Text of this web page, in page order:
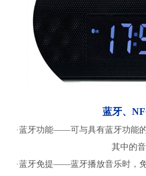
蓝牙、
·蓝牙功能——可与具有蓝牙功能
其中的音
·蓝牙免提——蓝牙播放音乐时，